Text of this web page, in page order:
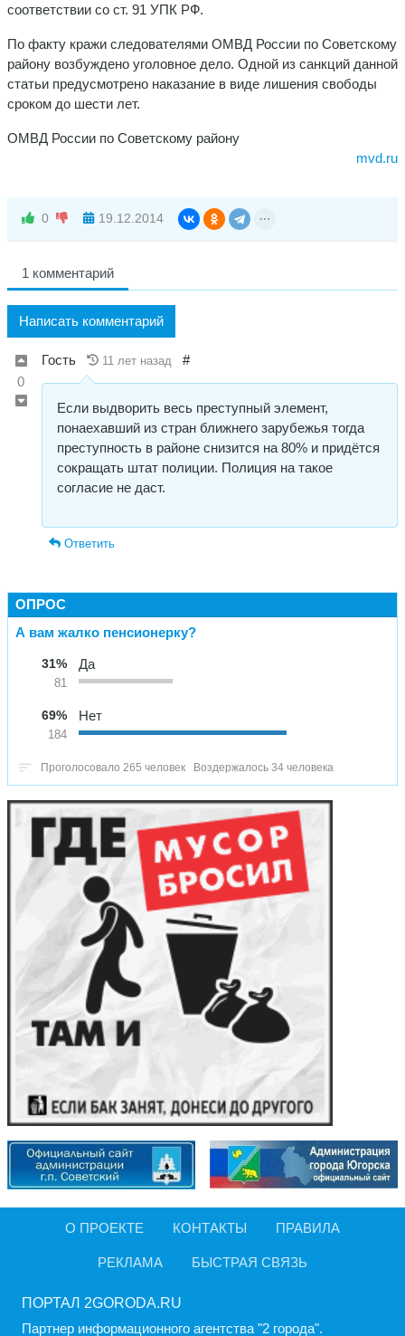
соответствии со ст. 91 УПК РФ.
По факту кражи следователями ОМВД России по Советскому
району возбуждено уголовное дело. Одной из санкций данной
статьи предусмотрено наказание в виде лишения свободы
сроком до шести лет.
ОМВД России по Советскому району
mvd.ru
0 19.12.2014
1 комментарий
Написать комментарий
0
Гость 11 лет назад #
Если выдворить весь преступный элемент,
понаехавший из стран ближнего зарубежья тогда
преступность в районе снизится на 80% и придётся
сокращать штат полиции. Полиция на такое
согласие не даст.
Ответить
ОПРОС
А вам жалко пенсионерку?
31%
81
Да
69%
184
Нет
Проголосовало 265 человек Воздержалось 34 человека
О ПРОЕКТЕ КОНТАКТЫ ПРАВИЛА
РЕКЛАМА БЫСТРАЯ СВЯЗЬ
ПОРТАЛ 2GORODA.RU
Партнер информационного агентства "2 города".